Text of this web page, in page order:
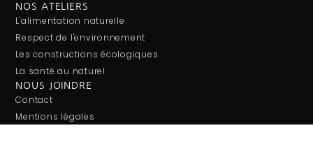
NOS ATELIERS
L'alimentation naturelle
Respect de l'environnement
Les constructions écologiques
La santé au naturel
NOUS JOINDRE
Contact
Mentions légales